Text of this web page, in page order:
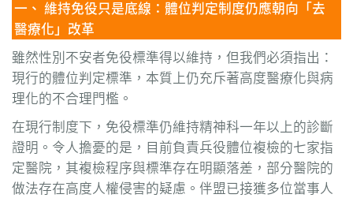
一、 維持免役只是底線：體位判定制度仍應朝向「去
醫療化」改革
雖然性別不安者免役標準得以維持，但我們必須指出：
現行的體位判定標準，本質上仍充斥著高度醫療化與病
理化的不合理門檻。
在現行制度下，免役標準仍維持精神科一年以上的診斷
證明。令人擔憂的是，目前負責兵役體位複檢的七家指
定醫院，其複檢程序與標準存在明顯落差，部分醫院的
做法存在高度人權侵害的疑慮。伴盟已接獲多位當事人